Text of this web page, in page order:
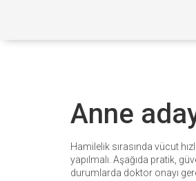
Anne
Hamilelik sırasında vücut
yapılmalı. Aşağıda pratik,
durumlarda doktor onayı